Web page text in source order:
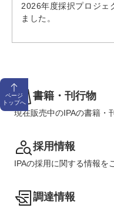
2026年度採択プロジェ
ました。
ページ
トップへ
書籍・刊行物
現在販売中のIPAの書籍・
採用情報
IPAの採用に関する情報を
調達情報